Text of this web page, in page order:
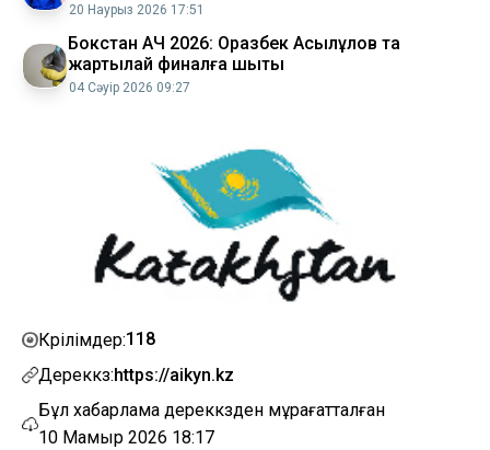
20 Наурыз 2026 17:51
Бокстан АЧ 2026: Оразбек Асылқұлов та
жартылай финалға шықты
04 Сәуір 2026 09:27
Көрілімдер:118
Дереккөз:https://aikyn.kz
Бұл хабарлама дереккөзден мұрағатталған
10 Мамыр 2026 18:17